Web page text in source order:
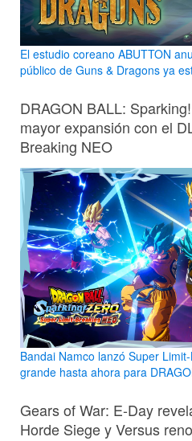
El estudio coreano ABUTTON
público de Guns & Dragons ya
DRAGON BALL:
mayor expansión con el
Breaking NEO
Bandai Namco lanzó Super
grande hasta ahora para
Gears of War: E-Day
Horde Siege y Versus